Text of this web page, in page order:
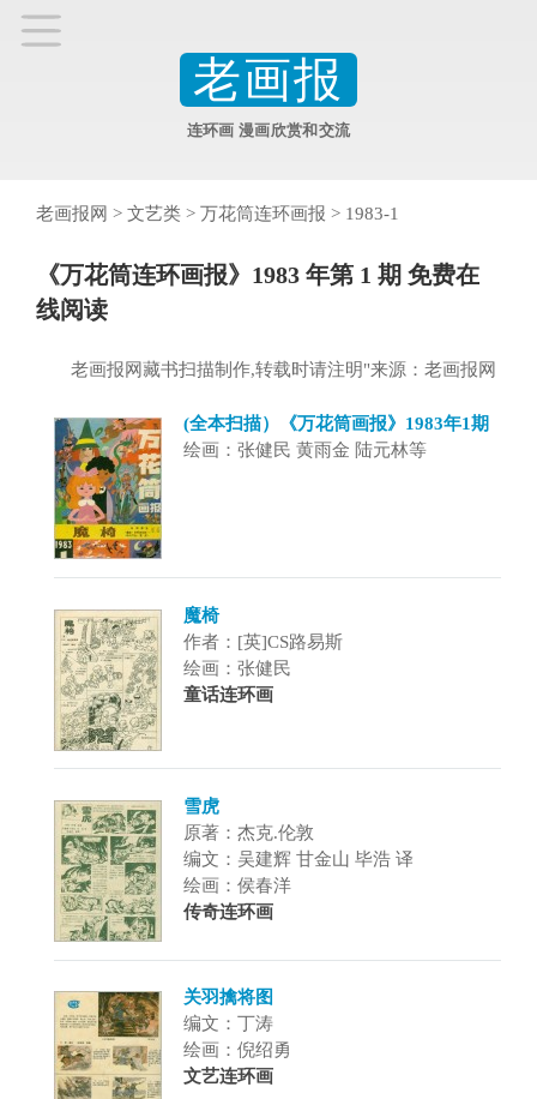
老画报
连环画 漫画欣赏和交流
老画报网 > 文艺类 > 万花筒连环画报 > 1983-1
《万花筒连环画报》1983 年第 1 期 免费在
线阅读
老画报网藏书扫描制作,转载时请注明"来源：老画报网
(全本扫描）《万花筒画报》1983年1期
绘画：张健民 黄雨金 陆元林等
魔椅
作者：[英]CS路易斯
绘画：张健民
童话连环画
雪虎
原著：杰克.伦敦
编文：吴建辉 甘金山 毕浩 译
绘画：侯春洋
传奇连环画
关羽擒将图
编文：丁涛
绘画：倪绍勇
文艺连环画